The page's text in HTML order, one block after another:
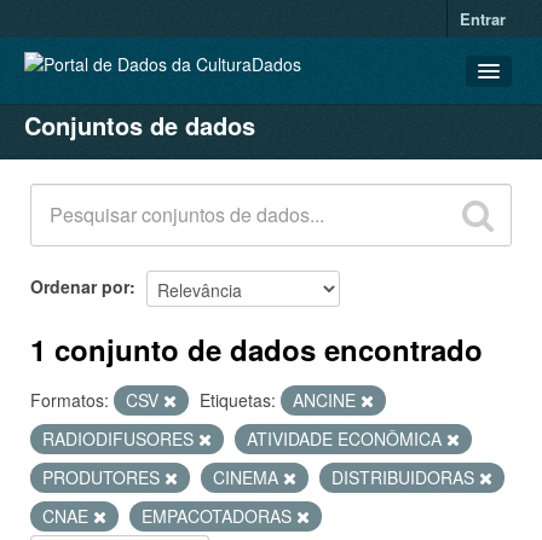
Entrar
CONJUNTOS DE DADOS
ORGANIZAÇÕES
GRUPOS
SOBRE
Conjuntos de dados
Ordenar por
1 conjunto de dados encontrado
Formatos: CSV Etiquetas:
ANCINE
RADIODIFUSORES
ATIVIDADE ECONÔMICA
PRODUTORES
CINEMA
DISTRIBUIDORAS
CNAE
EMPACOTADORAS